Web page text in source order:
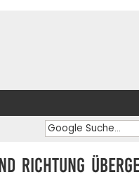
Richtung